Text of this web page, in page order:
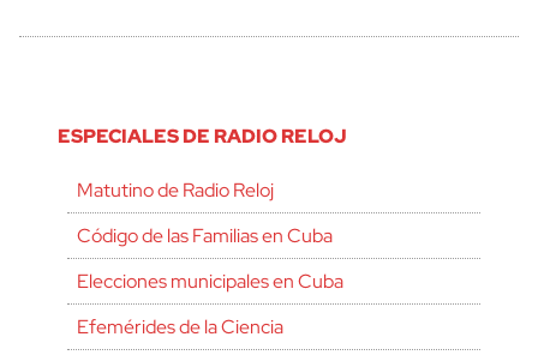
ESPECIALES DE RADIO RELOJ
Matutino de Radio Reloj
Código de las Familias en Cuba
Elecciones municipales en Cuba
Efemérides de la Ciencia